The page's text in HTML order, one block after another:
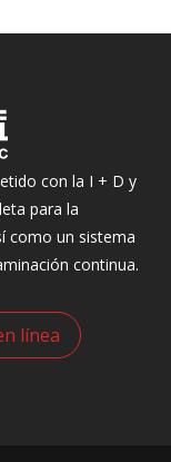
con la I + D y
para la
como un sistema
continua.
línea